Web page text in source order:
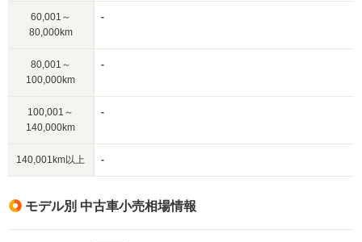
60,001～
80,000km
-
80,001～
100,000km
-
100,001～
140,000km
-
140,001km以上 -
モデル別 中古車小売相場情報